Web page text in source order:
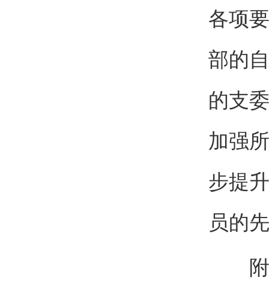
各项
部的
的支
加强
步提
员的
附